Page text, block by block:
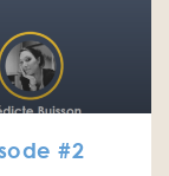
#2